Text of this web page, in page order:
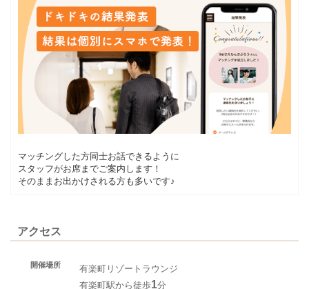
マッチングした方同士お話できるように
スタッフがお席までご案内します！
そのままお出かけされる方も多いです♪
アクセス
開催場所
有楽町リゾートラウンジ
有楽町駅から徒歩1分